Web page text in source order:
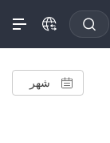
شهر